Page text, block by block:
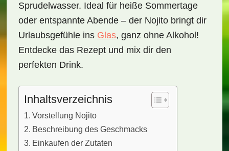
Sprudelwasser. Ideal für heiße Sommertage
oder entspannte Abende – der Nojito bringt dir
Urlaubsgefühle ins Glas, ganz ohne Alkohol!
Entdecke das Rezept und mix dir den
perfekten Drink.
Inhaltsverzeichnis
Vorstellung Nojito
Beschreibung des Geschmacks
Einkaufen der Zutaten